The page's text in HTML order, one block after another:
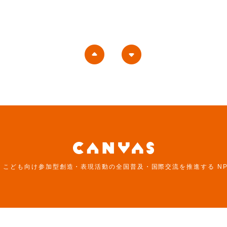
ども向け参加型創造・表現活動の全国普及・国際交流を推進する